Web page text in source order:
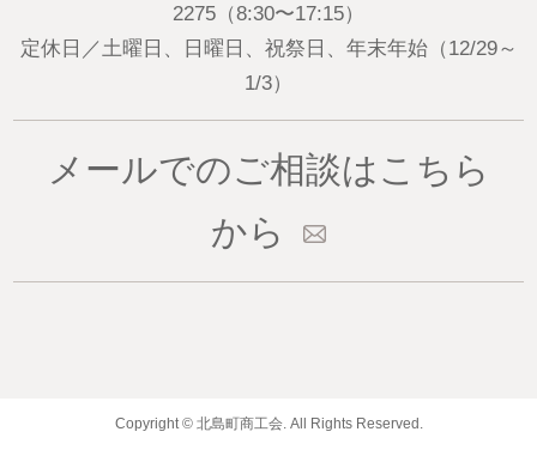
2275（8:30〜17:15）
定休日／土曜日、日曜日、祝祭日、年末年始（12/29～
1/3）
メールでのご相談はこちら
から
Copyright © 北島町商工会. All Rights Reserved.